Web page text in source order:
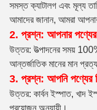
সমস্ত ক্যাটালগ এবং মূল্য
আমাদের জানান, আমরা
2. প্রশ্ন: আপনার পণ্যের
উত্তর: উত্পাদনের সময়
আন্তর্জাতিক মানের মান
3. প্রশ্ন: আপনি পণ্যের
উত্তর: কার্বন ইস্পাত, খাদ